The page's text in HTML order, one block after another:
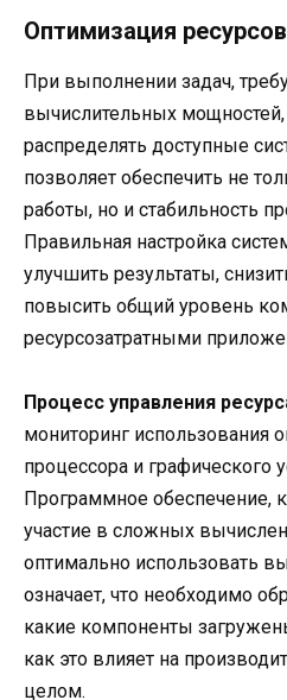
Оптимизация
При выполнении задач,
вычислительных
распределять доступные
позволяет обеспечить не
работы, но и стабильность
Правильная настройка
улучшить результаты,
повысить общий уровень
ресурсозатратными
Процесс управления
мониторинг использования
процессора и графического
Программное обеспечение,
участие в сложных
оптимально использовать
означает, что необходимо
какие компоненты
как это влияет на
целом.